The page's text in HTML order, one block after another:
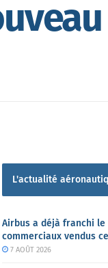
L'actualité
Airbus a déjà franchi le
commerciaux vendus
7 AOÛT 2026